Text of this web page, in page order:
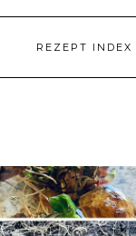
REZEPT INDEX